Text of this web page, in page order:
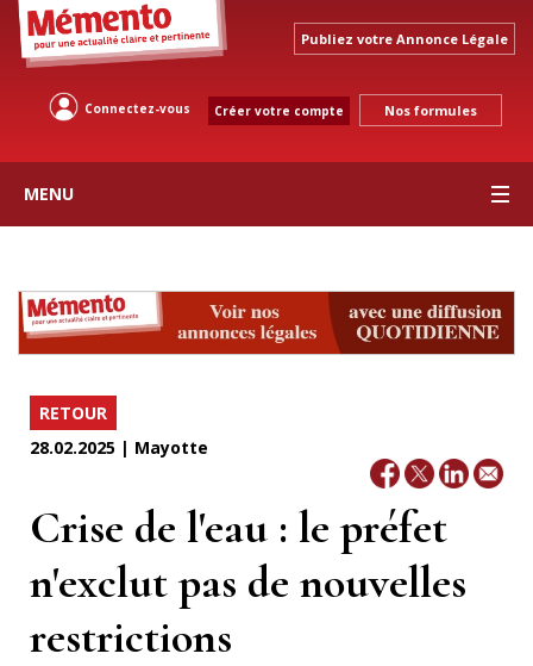
Publiez votre Annonce Légale
Connectez-vous Créer votre compte Nos formules
MENU
RETOUR
28.02.2025 | Mayotte
Crise de l'eau : le préfet
n'exclut pas de nouvelles
restrictions